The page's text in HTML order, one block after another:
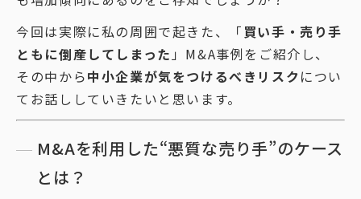
今回は実際に私の周囲で起きた、「 買い手・売り手
ともに倒産してしまった 」M&A事例をご紹介し、
その中から中小企業が気をつけるべきリスクについ
てお話ししていきたいと思います。
M&Aを利用した“悪質な売り手”のケース
とは？